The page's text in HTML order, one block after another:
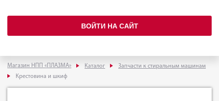
ВОЙТИ НА САЙТ
Магазин НПП «ПЛАЗМА» Каталог
Запчасти к стиральным машинам
Крестовина и шкиф